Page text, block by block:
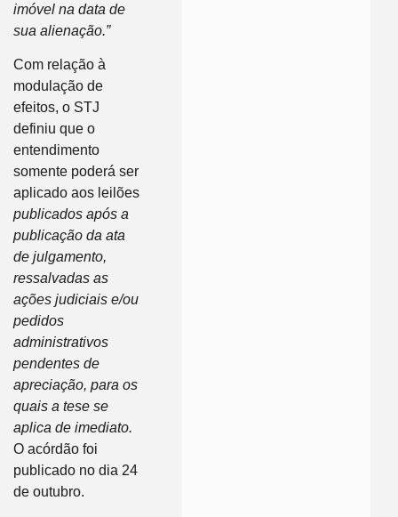
imóvel na data de
sua alienação.”
Com relação à
modulação de
efeitos, o STJ
definiu que o
entendimento
somente poderá ser
aplicado aos leilões
publicados após a
publicação da ata
de julgamento,
ressalvadas as
ações judiciais e/ou
pedidos
administrativos
pendentes de
apreciação, para os
quais a tese se
aplica de imediato.
O acórdão foi
publicado no dia 24
de outubro.